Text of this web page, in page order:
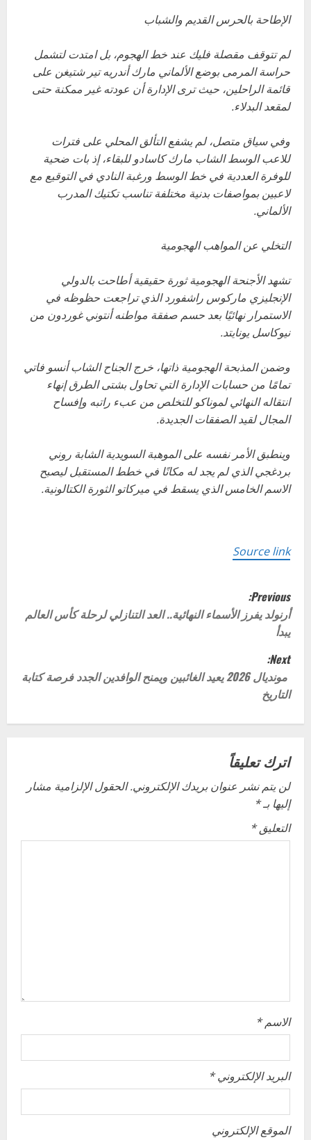
الإطاحة بالحرس القديم والشباب
لم تتوقف مقصلة فليك عند خط الهجوم، بل امتدت لتشمل
حراسة المرمى بوضع الألماني مارك أندريه تير شتيغن على
قائمة الراحلين، حيث ترى الإدارة أن عودته غير ممكنة حتى
لمقعد البدلاء.
وفي سياق متصل، لم يشفع التألق المحلي على فترات
للاعب الوسط الشاب مارك كاسادو للبقاء، إذ بات ضحية
للوفرة العددية في خط الوسط ورغبة النادي في التوقيع مع
لاعبين بمواصفات بدنية مختلفة تناسب تكتيك المدرب
الألماني.
التخلي عن المواهب الهجومية
تشهد الأجنحة الهجومية ثورة حقيقية أطاحت بالدولي
الإنجليزي ماركوس راشفورد الذي تراجعت حظوظه في
الاستمرار نهائيًا بعد حسم صفقة مواطنه أنتوني غوردون من
نيوكاسل يونايتد.
وضمن المذبحة الهجومية ذاتها، خرج الجناح الشاب أنسو فاتي
تمامًا من حسابات الإدارة التي تحاول بشتى الطرق إنهاء
انتقاله النهائي لموناكو للتخلص من عبء راتبه وإفساح
المجال لقيد الصفقات الجديدة.
وينطبق الأمر نفسه على الموهبة السويدية الشابة روني
بردغجي الذي لم يجد له مكانًا في خطط المستقبل ليصبح
الاسم الخامس الذي يسقط في ميركاتو الثورة الكتالونية.
Source link
P
o
s
t
n
v
i
g
Previous:
أرنولد يفرز الأسماء النهائية.. العد التنازلي لرحلة كأس العالم
يبدأ
Next:
مونديال 2026 يعيد الغائبين ويمنح الوافدين الجدد فرصة كتابة
التاريخ
اترك تعليقاً
لن يتم نشر عنوان بريدك الإلكتروني. الحقول الإلزامية مشار
إليها بـ*
التعليق*
الاسم*
البريد الإلكتروني*
الموقع الإلكتروني